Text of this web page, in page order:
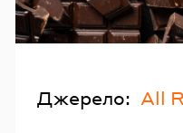
Джерело: All